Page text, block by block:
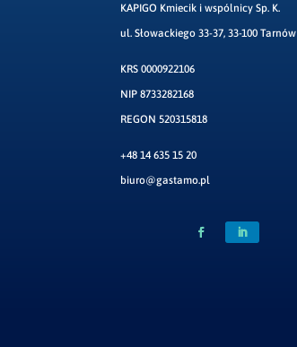
KAPIGO Kmiecik i wspólnicy Sp. K.
ul. Słowackiego 33-37, 33-100 Tarnów
KRS 0000922106
NIP 8733282168
REGON 520315818
+48 14 635 15 20
biuro@gastamo.pl